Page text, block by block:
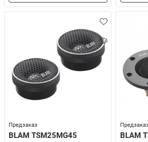
Предзаказ
BLAM TSM25MG45
Предзаказ
BLAM